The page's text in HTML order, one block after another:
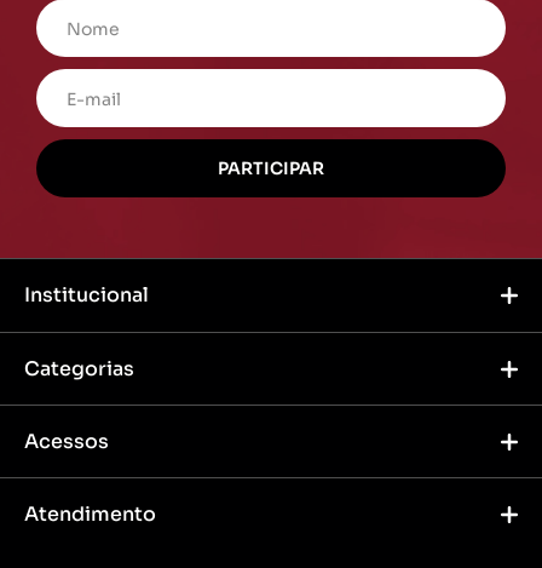
Institucional
Categorias
Acessos
Atendimento